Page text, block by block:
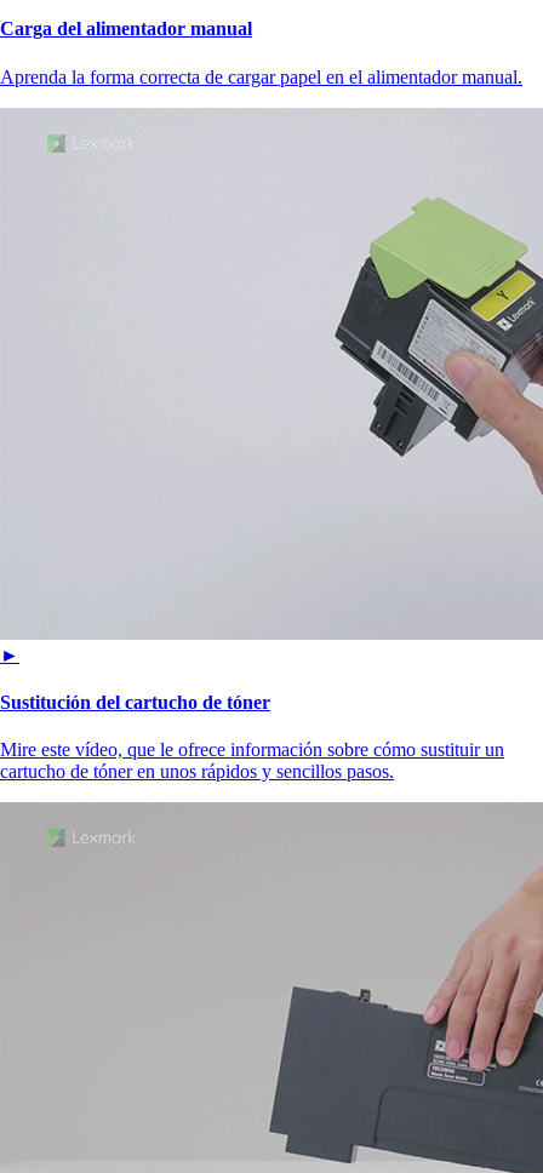
Carga del alimentador manual
Aprenda la forma correcta de cargar papel en el alimentador manual.
►
Sustitución del cartucho de tóner
Mire este vídeo, que le ofrece información sobre cómo sustituir un
cartucho de tóner en unos rápidos y sencillos pasos.